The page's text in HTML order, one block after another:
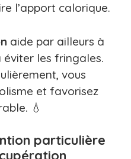
l’apport calorique.
aide par ailleurs à
les fringales.
vous
et favorisez
💧
particulière